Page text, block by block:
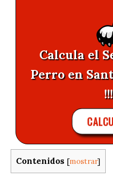
Calcula el
Perro en
!!!
Contenidos [mostrar]